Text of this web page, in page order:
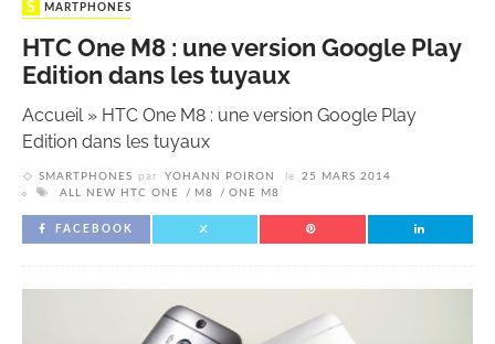
SMARTPHONES
HTC One M8 : une version Google Play
Edition dans les tuyaux
Accueil» HTC One M8 : une version Google Play
Edition dans les tuyaux
SMARTPHONES par YOHANN POIRON le
25 MARS 2014
ALL NEW HTC ONE
M8 ONE M8
FACEBOOK